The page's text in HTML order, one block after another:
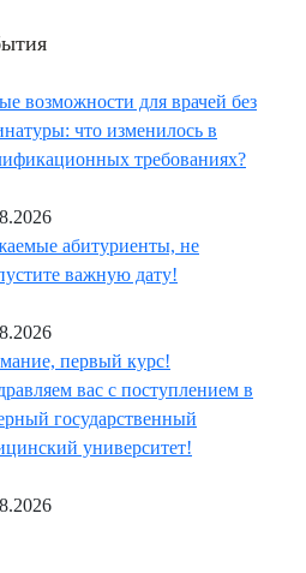
возможности для врачей без
что изменилось в
требованиях?
абитуриенты, не
важную дату!
первый курс!
вас с поступлением в
государственный
университет!